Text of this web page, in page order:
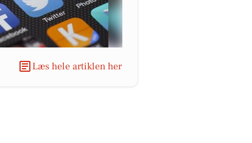
Læs hele artiklen her